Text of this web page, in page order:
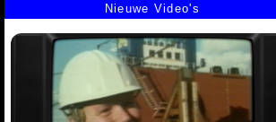
Nieuwe Video's